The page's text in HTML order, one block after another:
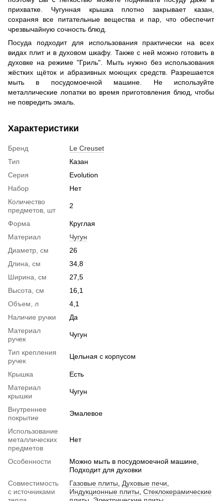
прихватке. Чугунная крышка плотно закрывает казан,
сохраняя все питательные вещества и пар, что обеспечит
чрезвычайную сочность блюд.
Посуда подходит для использования практически на всех
видах плит и в духовом шкафу. Также с ней можно готовить в
духовке на режиме "Гриль". Мыть нужно без использования
жёстких щёток и абразивных моющих средств. Разрешается
мыть в посудомоечной машине. Не используйте
металлические лопатки во время приготовления блюд, чтобы
не повредить эмаль.
Характеристики
Бренд
Le Creuset
Тип
Казан
Серия
Evolution
Набор
Нет
Количество
предметов, шт
2
Форма
Круглая
Материал
Чугун
Диаметр, см
26
Длина, см
34,8
Ширина, см
27,5
Высота, см
16,1
Объем, л
4,1
Наличие ручки
Да
Материал
ручек
Чугун
Тип крепления
ручек
Цельная с корпусом
Крышка
Есть
Материал
крышки
Чугун
Внутреннее
покрытие
Эмалевое
Использование
металлических
предметов
Нет
Особенности
Можно мыть в посудомоечной машине,
Подходит для духовки
Совместимость
с источниками
Газовые плиты Духовые печи
Индукционные плиты Стеклокерамические